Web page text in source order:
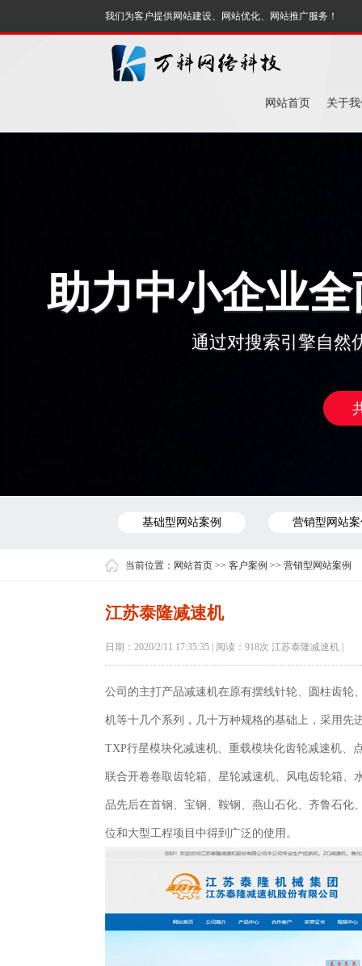
我们为客户提供网站建设、网站优化、网站推广服务！
网站首页 关于
助力中小企业
通过对搜索引擎自然
基础型网站案例 营销型网站
当前位置： 网站首页 >> 客户案例 >> 营销型网站案例
江苏泰隆减速机
日期：2020/2/11 17:35:35 | 阅读： 918次 江苏泰隆减速机 |
公司的主打产品减速机在原有摆线针轮、圆柱齿轮
机等十几个系列，几十万种规格的基础上，采用
TXP行星模块化减速机、重载模块化齿轮减速机、
联合开卷卷取齿轮箱、星轮减速机、风电齿轮箱、
品先后在首钢、宝钢、鞍钢、燕山石化、齐鲁石化
位和大型工程项目中得到广泛的使用。